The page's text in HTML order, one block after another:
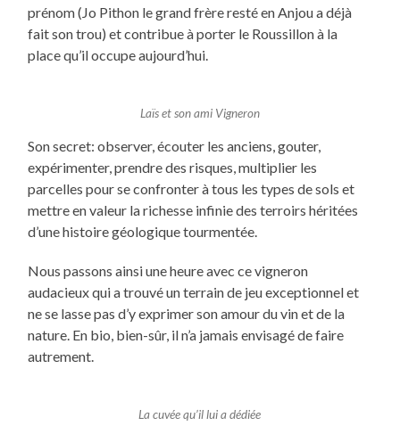
prénom (Jo Pithon le grand frère resté en Anjou a déjà
fait son trou) et contribue à porter le Roussillon à la
place qu’il occupe aujourd’hui.
Laïs et son ami Vigneron
Son secret: observer, écouter les anciens, gouter,
expérimenter, prendre des risques, multiplier les
parcelles pour se confronter à tous les types de sols et
mettre en valeur la richesse infinie des terroirs héritées
d’une histoire géologique tourmentée.
Nous passons ainsi une heure avec ce vigneron
audacieux qui a trouvé un terrain de jeu exceptionnel et
ne se lasse pas d’y exprimer son amour du vin et de la
nature. En bio, bien-sûr, il n’a jamais envisagé de faire
autrement.
La cuvée qu’il lui a dédiée